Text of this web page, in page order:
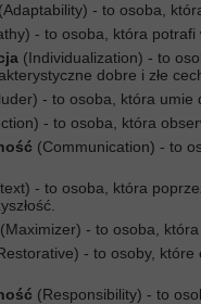
(Adaptability) - to osoba,
- to osoba, która potrafi
(Individualization) - to
dobre i złe
- to osoba, która umie
- to osoba, która
(Communication) - to
- to osoba, która
(Maximizer) - to osoba,
- to osoby,
(Responsibility) - to